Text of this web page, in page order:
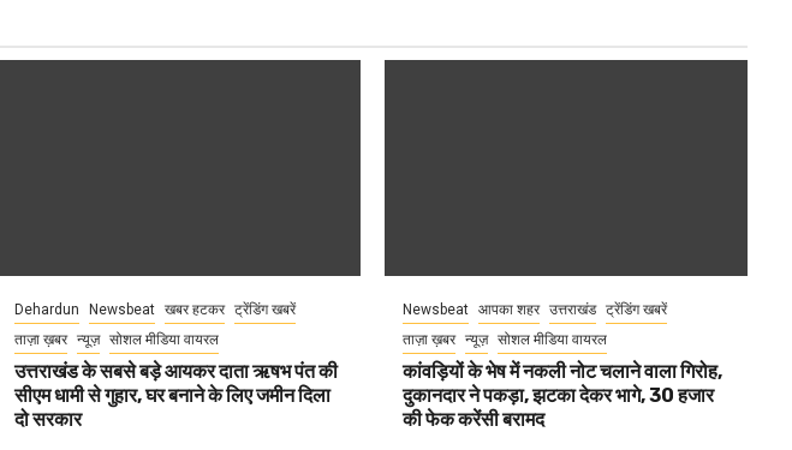
Dehardun Newsbeat खबर हटकर ट्रेंडिंग खबरें
ताज़ा ख़बर न्यूज़ सोशल मीडिया वायरल
उत्तराखंड के सबसे बड़े आयकर दाता ऋषभ पंत की
सीएम धामी से गुहार, घर बनाने के लिए जमीन दिला
दो सरकार
Newsbeat आपका शहर उत्तराखंड
ट्रेंडिंग खबरें
ताज़ा ख़बर
न्यूज़ सोशल मीडिया वायरल
कांवड़ियों के भेष में नकली नोट चलाने वाला गिरोह,
दुकानदार ने पकड़ा, झटका देकर भागे, 30 हजार
की फेक करेंसी बरामद